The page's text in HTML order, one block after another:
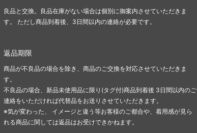
良品と交換。良品在庫がない場合は個別に御案内させていただきま
す。 ただし商品到着後、3日間以内の連絡が必要です。
返品期限
商品が不良品の場合を除き、商品のご交換を対応させていただきま
す。
不良品の場合、新品未使用品に限り(タグ付)商品到着後 3日間以内のご
連絡をいただければ代替品をお送りさせていただきます。
※気が変わった、 イメージと違う等お客様のご都合や、着用感が見ら
れる商品に関しては返品はお受けできかねます。